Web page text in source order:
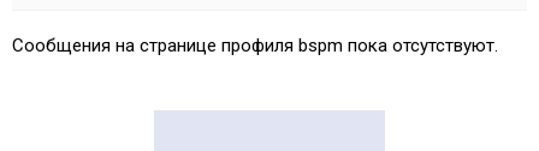
Сообщения на странице профиля bspm пока отсутствуют.